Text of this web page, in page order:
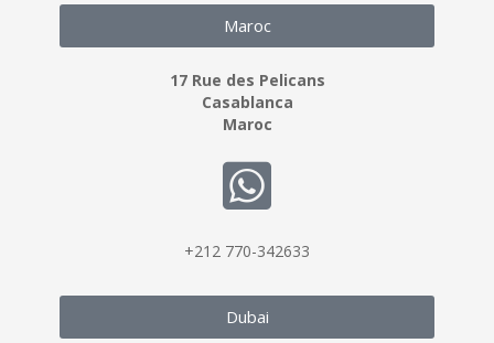
Maroc
17 Rue des Pelicans
Casablanca
Maroc
+212 770-342633
Dubai